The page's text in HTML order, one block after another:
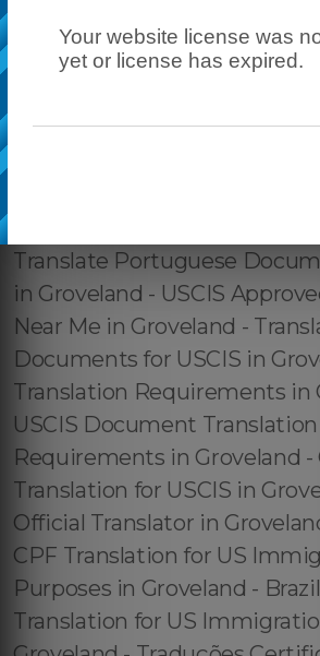
Your website license was
yet or license has expired.